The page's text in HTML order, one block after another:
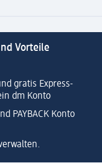
Vorteile
gratis Express-
dm Konto
PAYBACK Konto